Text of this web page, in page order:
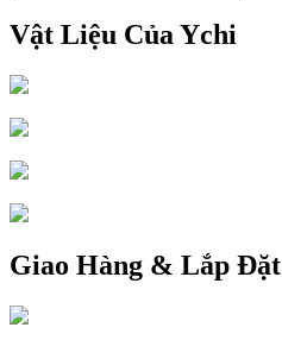
Vật Liệu Của Ychi
Giao Hàng & Lắp Đặt